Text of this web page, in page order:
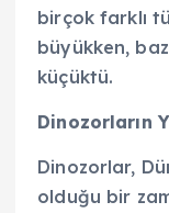
birçok farklı
büyükken,
küçüktü.
Dinozorların
Dinozorlar,
olduğu bir